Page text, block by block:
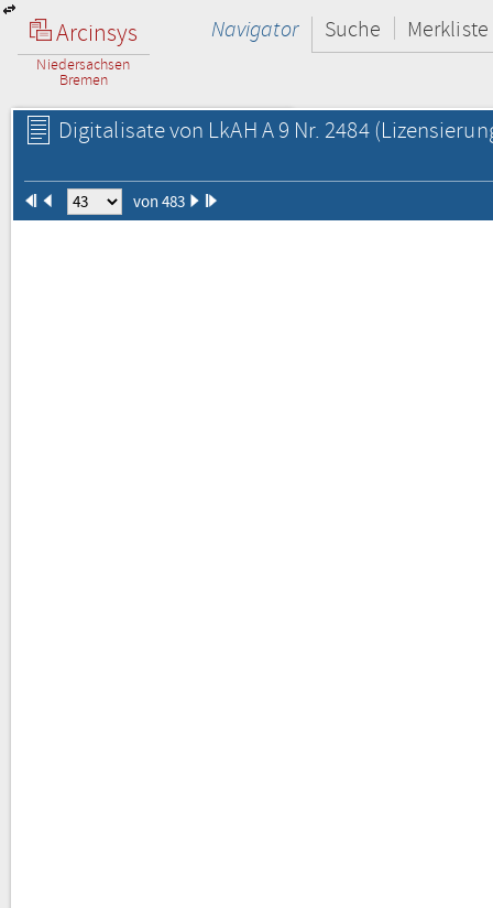
Arcinsys
Niedersachsen
Bremen
Navigator Suche Merkliste
Digitalisate von LkAH A 9 Nr. 2484
von 483